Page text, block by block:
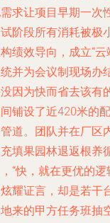
求让项目早期一次
阶段所有消耗被极
绩效导向，成立“
并为会议制现场办
因为快而省去该有
铺设了近420米的
道。团队并在厂区
填果园林退返根养
“快，就在更优的
耀证言，却是若干
来的甲方任务班抽